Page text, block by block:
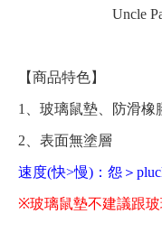
Uncle
【商品特色】
1、玻璃鼠墊、防滑橡
2、表面無塗層
速度(快>慢)：怨＞
※玻璃鼠墊不建議跟玻